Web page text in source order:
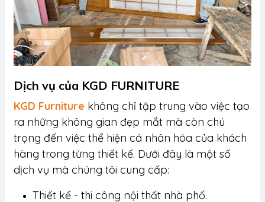
Dịch vụ của KGD FURNITURE
KGD Furniture không chỉ tập trung vào việc tạo
ra những không gian đẹp mắt mà còn chú
trọng đến việc thể hiện cá nhân hóa của khách
hàng trong từng thiết kế. Dưới đây là một số
dịch vụ mà chúng tôi cung cấp:
Thiết kế - thi công nội thất nhà phố.